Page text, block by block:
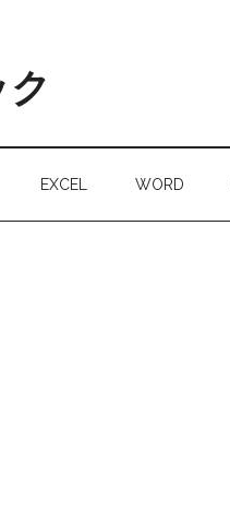
EXCEL WORD